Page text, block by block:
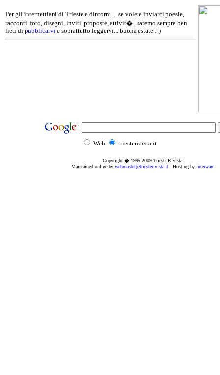
Per gli internettiani di Trieste e dintorni ... se volete inviarci poesie,
racconti, foto, disegni, inviti, proposte, attivit�.. saremo sempre ben
lieti di pubblicarvi e soprattutto leggervi... buona estate :-)
Web triesterivista.it
Copyright � 1995-2009 Trieste Rivista
Maintained online by webmaster@triesterivista.it- Hosting by interware